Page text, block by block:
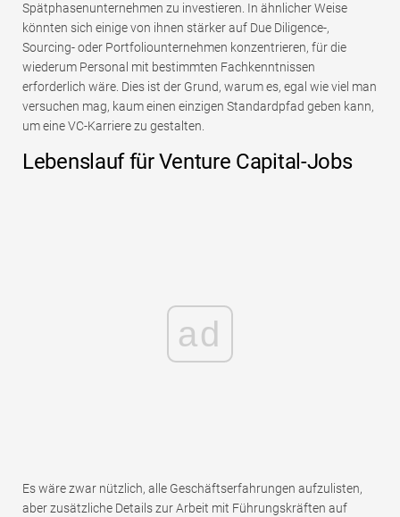
Spätphasenunternehmen zu investieren. In ähnlicher Weise
könnten sich einige von ihnen stärker auf Due Diligence-,
Sourcing- oder Portfoliounternehmen konzentrieren, für die
wiederum Personal mit bestimmten Fachkenntnissen
erforderlich wäre. Dies ist der Grund, warum es, egal wie viel man
versuchen mag, kaum einen einzigen Standardpfad geben kann,
um eine VC-Karriere zu gestalten.
Lebenslauf für Venture Capital-Jobs
ad
Es wäre zwar nützlich, alle Geschäftserfahrungen aufzulisten,
aber zusätzliche Details zur Arbeit mit Führungskräften auf